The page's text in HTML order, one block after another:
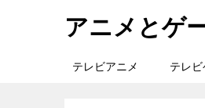
アニメとゲ
テレビアニメ テレ